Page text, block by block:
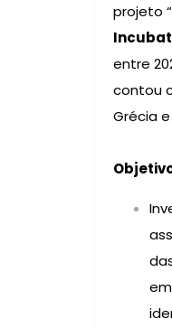
projeto “
entre
contou
Grécia